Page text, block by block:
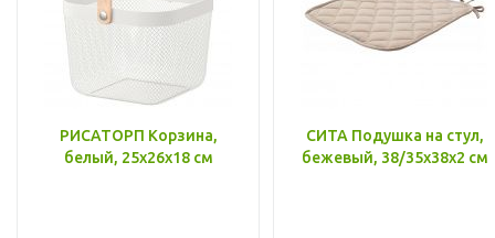
РИСАТОРП Корзина,
белый, 25x26x18 см
СИТА Подушка на стул,
бежевый, 38/35x38x2 см